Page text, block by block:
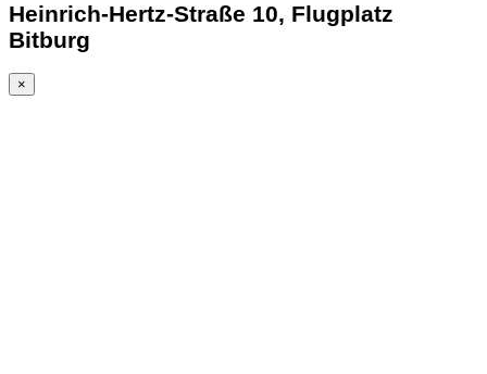
Heinrich-Hertz-Straße 10, Flugplatz
Bitburg
×